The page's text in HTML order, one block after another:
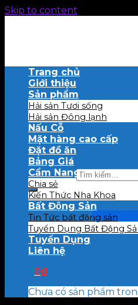
Skip to content
Tìm kiếm:
0909 457 556
Giỏ hàng
Trang chủ
Giới thiệu
Sản phẩm
Hải sản Tươi sống
Hải sản Đông lạnh
Nấu Cỗ
Mặt hàng cao cấp
Đặt đồ ăn
Bảng Giá
Cẩm Nang
Chia sẻ
Kiến Thức Nha Khoa
Bất Động Sản
Tin Tức bất động sản
Tuyển Dụng Bất Động
Tuyển Dụng
Liên hệ
0₫
Chưa có sản phẩm